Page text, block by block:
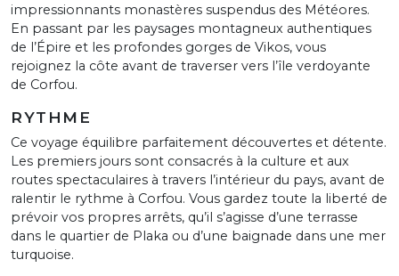
impressionnants monastères suspendus des Météores.
En passant par les paysages montagneux authentiques
de l’Épire et les profondes gorges de Vikos, vous
rejoignez la côte avant de traverser vers l’île verdoyante
de Corfou.
RYTHME
Ce voyage équilibre parfaitement découvertes et détente.
Les premiers jours sont consacrés à la culture et aux
routes spectaculaires à travers l’intérieur du pays, avant de
ralentir le rythme à Corfou. Vous gardez toute la liberté de
prévoir vos propres arrêts, qu’il s’agisse d’une terrasse
dans le quartier de Plaka ou d’une baignade dans une mer
turquoise.